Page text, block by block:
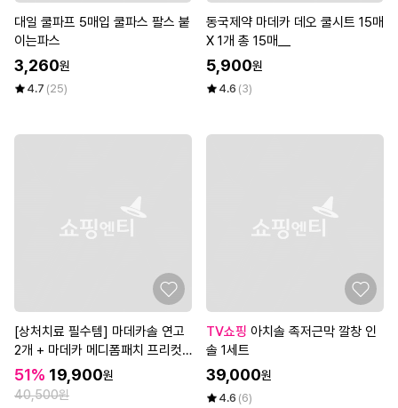
대일 쿨파프 5매입 쿨파스 팔스 붙
이는파스
3,260원
4.7 (25)
동국제약 마데카 데오 쿨시트 15매
X 1개 총 15매__
5,900원
4.6 (3)
[상처치료 필수템] 마데카솔 연고
2개 + 마데카 메디폼패치 프리컷
2매*3개
51% 19,900원
40,500원
TV쇼핑
솔 1세트
39,000원
4.6 (6)